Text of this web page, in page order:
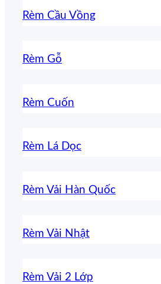
Rèm Cầu Vồng
Rèm Gỗ
Rèm Cuốn
Rèm Lá Dọc
Rèm Vải Hàn Quốc
Rèm Vải Nhật
Rèm Vải 2 Lớp